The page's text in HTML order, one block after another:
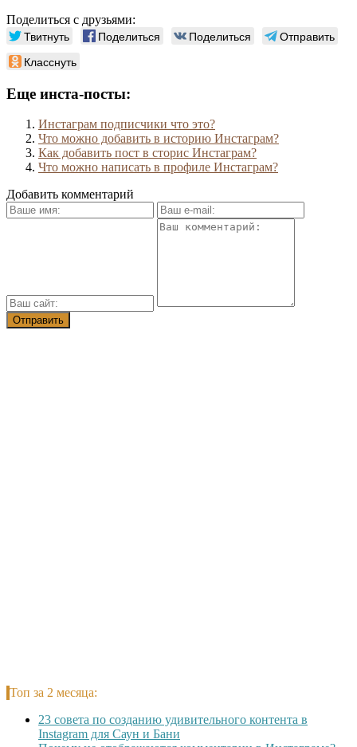
Поделиться с друзьями:
Твитнуть Поделиться Поделиться
Отправить
Класснуть
Еще инста-посты:
Инстаграм подписчики что это?
Что можно добавить в историю Инстаграм?
Как добавить пост в сторис Инстаграм?
Что можно написать в профиле Инстаграм?
Добавить комментарий
Топ за 2 месяца:
23 совета по созданию удивительного контента в
Instagram для Саун и Бани